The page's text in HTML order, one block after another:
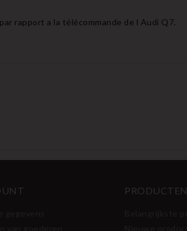
rapport a la télécommande de l Audi Q7.
PRODUCTEN